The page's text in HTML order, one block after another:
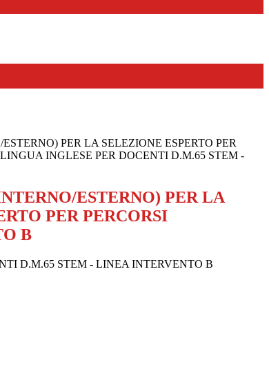
PER LA SELEZIONE ESPERTO PER
INGLESE PER DOCENTI D.M.65 STEM -
ESTERNO) PER LA
PER PERCORSI
B
D.M.65 STEM - LINEA INTERVENTO B